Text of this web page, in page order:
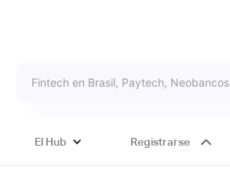
El Hub Registrarse